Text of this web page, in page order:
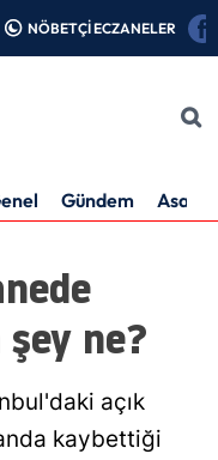
NÖBETÇİ ECZANELER
Gündem Asayiş
ne?
açık
kaybettiği